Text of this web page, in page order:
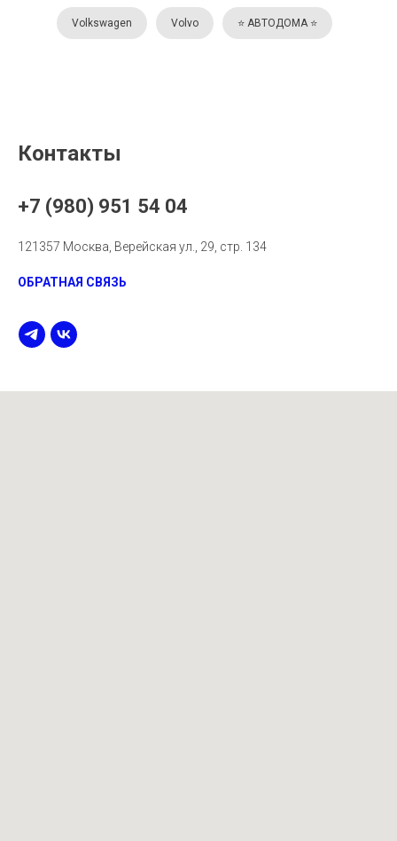
Volkswagen Volvo ⭐️ АВТОДОМА ⭐️
Контакты
+7 (980) 951 54 04
121357 Москва, Верейская ул., 29, стр. 134
ОБРАТНАЯ СВЯЗЬ